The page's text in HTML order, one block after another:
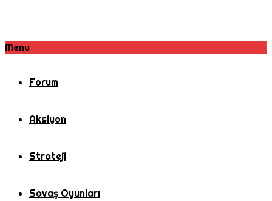
Menu
Forum
Aksiyon
Strateji
Savaş Oyunları